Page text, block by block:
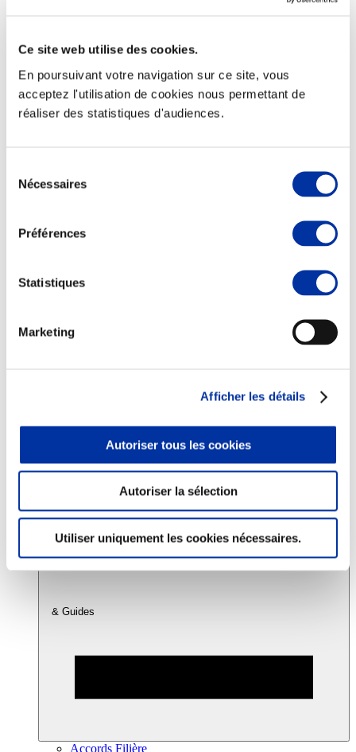
Ce site web utilise des cookies.
En poursuivant votre navigation sur ce site, vous
acceptez l'utilisation de cookies nous permettant de
réaliser des statistiques d'audiences.
Nécessaires
Préférences
Statistiques
Marketing
Afficher les détails
Autoriser tous les cookies
Autoriser la sélection
Utiliser uniquement les cookies nécessaires.
Transport – mise en marché
Abattoir
Viandes et santé
Juste rémunération et attractivité des métiers
Sources d’information
Accords
& Guides
Accords Filière